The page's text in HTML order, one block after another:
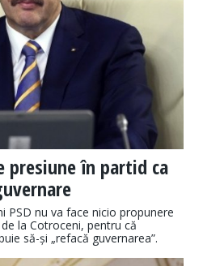
presiune în partid ca
PSD nu va face nicio propunere
la Cotroceni, pentru că
să-și „refacă guvernarea”.